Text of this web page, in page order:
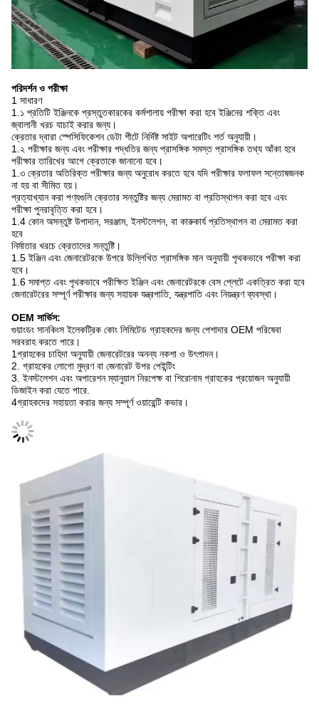
পরিদর্শন ও পরীক্ষা
1 সাধারণ
1.১ প্রতিটি ইঞ্জিনকে প্রস্তুতকারকের কর্মশালায় পরীক্ষা করা হবে ইঞ্জিনের শক্তি এবং
জ্বালানী খরচ যাচাই করার জন্য।
ক্রেতার দ্বারা স্পেসিফিকেশন ডেটা শীটে নির্দিষ্ট সাইট অপারেটিং শর্ত অনুযায়ী।
1.২ পরীক্ষার জন্য এবং পরীক্ষার পদ্ধতির জন্য প্রাসঙ্গিক সমস্ত প্রাসঙ্গিক তথ্য আঁকা হবে
পরীক্ষার তারিখের আগে ক্রেতাকে জানানো হবে।
1.৩ ক্রেতার অতিরিক্ত পরীক্ষার জন্য অনুরোধ করতে হবে যদি পরীক্ষার ফলাফল সন্তোষজনক
না হয় বা সীমিত হয়।
প্রত্যাখ্যান করা পণ্যগুলি ক্রেতার সন্তুষ্টির জন্য মেরামত বা প্রতিস্থাপন করা হবে এবং
পরীক্ষা পুনরাবৃত্তি করা হবে।
1.4 কোন অসন্তুষ্ট উপাদান, সরঞ্জাম, ইনস্টলেশন, বা কারুকার্য প্রতিস্থাপন বা মেরামত করা
হবে
নির্মাতার খরচে ক্রেতাদের সন্তুষ্টি।
1.5 ইঞ্জিন এবং জেনারেটরকে উপরে উল্লিখিত প্রাসঙ্গিক মান অনুযায়ী পৃথকভাবে পরীক্ষা করা
হবে।
1.6 সমাপ্ত এবং পৃথকভাবে পরীক্ষিত ইঞ্জিন এবং জেনারেটরকে বেস প্লেটে একত্রিত করা হবে
জেনারেটরের সম্পূর্ণ পরীক্ষার জন্য সহায়ক যন্ত্রপাতি, যন্ত্রপাতি এবং নিয়ন্ত্রণ ব্যবস্থা।
OEM সার্ভিস:
গুয়াংডং সানকিংস ইলেকট্রিক কোং লিমিটেড গ্রাহকদের জন্য পেশাদার OEM পরিষেবা
সরবরাহ করতে পারে।
1গ্রাহকের চাহিদা অনুযায়ী জেনারেটরের অনন্য নকশা ও উৎপাদন।
2. গ্রাহকের লোগো মুদ্রণ বা জেনারেট উপর পেইন্টিং
3. ইনস্টলেশন এবং অপারেশন ম্যানুয়াল নিরপেক্ষ বা শিরোনাম গ্রাহকের প্রয়োজন অনুযায়ী
ডিজাইন করা যেতে পারে.
4গ্রাহকদের সহায়তা করার জন্য সম্পূর্ণ ওয়ারেন্টি কভার।